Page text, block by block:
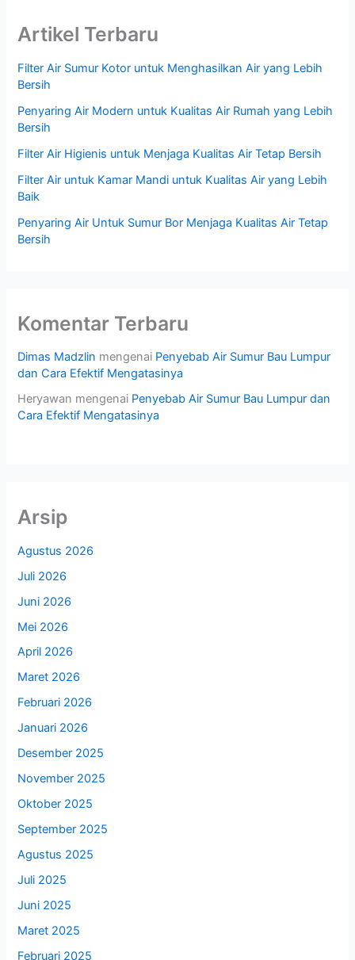
Artikel Terbaru
Filter Air Sumur Kotor untuk Menghasilkan Air yang Lebih
Bersih
Penyaring Air Modern untuk Kualitas Air Rumah yang Lebih
Bersih
Filter Air Higienis untuk Menjaga Kualitas Air Tetap Bersih
Filter Air untuk Kamar Mandi untuk Kualitas Air yang Lebih
Baik
Penyaring Air Untuk Sumur Bor Menjaga Kualitas Air Tetap
Bersih
Komentar Terbaru
Dimas Madzlin mengenai Penyebab Air Sumur Bau Lumpur
dan Cara Efektif Mengatasinya
Heryawan mengenai Penyebab Air Sumur Bau Lumpur dan
Cara Efektif Mengatasinya
Arsip
Agustus 2026
Juli 2026
Juni 2026
Mei 2026
April 2026
Maret 2026
Februari 2026
Januari 2026
Desember 2025
November 2025
Oktober 2025
September 2025
Agustus 2025
Juli 2025
Juni 2025
Maret 2025
Februari 2025